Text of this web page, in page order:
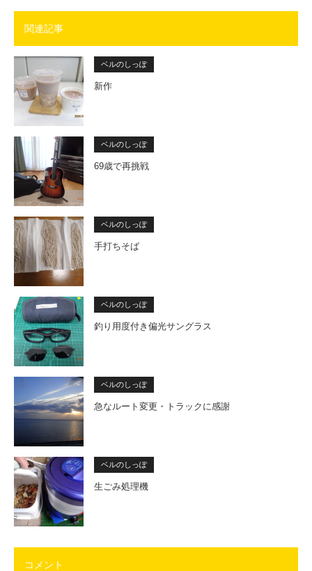
関連記事
ベルのしっぽ
新作
ベルのしっぽ
69歳で再挑戦
ベルのしっぽ
手打ちそば
ベルのしっぽ
釣り用度付き偏光サングラス
ベルのしっぽ
急なルート変更・トラックに感謝
ベルのしっぽ
生ごみ処理機
コメント